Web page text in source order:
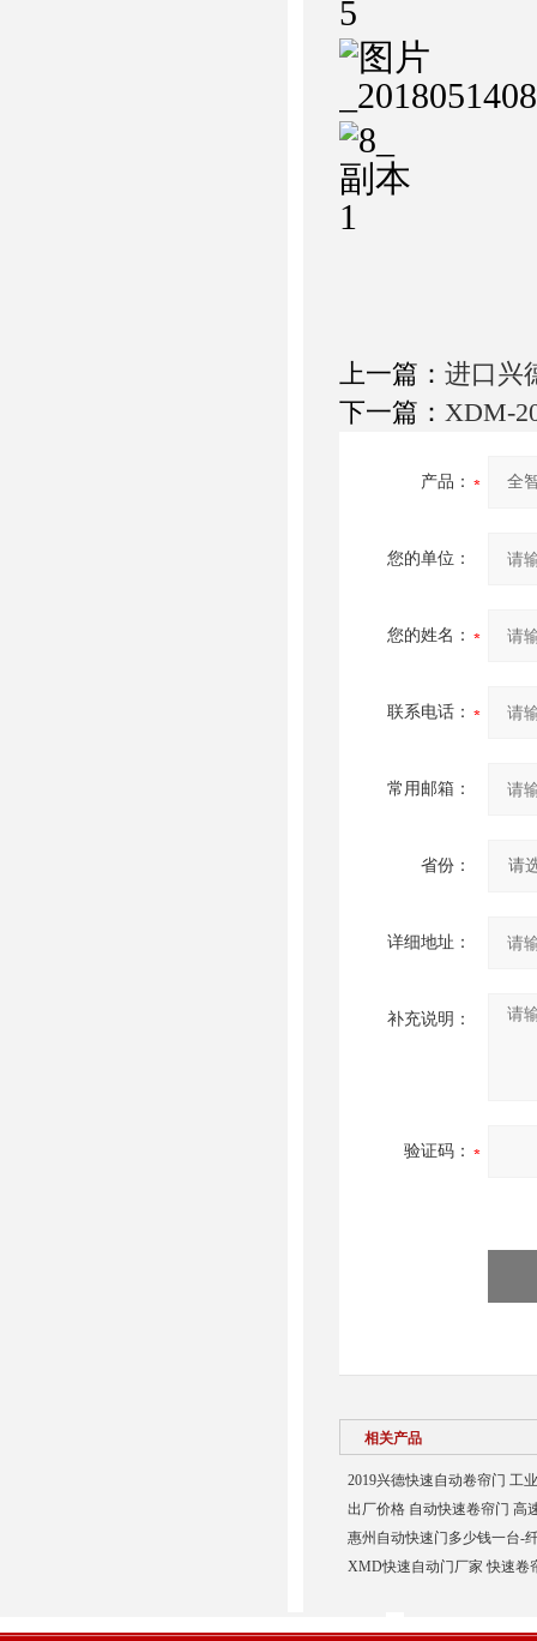
上一篇： 进口兴
下一篇： XDM-
产品：
您的单位：
您的姓名：
联系电话：
常用邮箱：
省份：
详细地址：
补充说明：
验证码：
相关产品
2019兴德快速自动卷帘门 工
出厂价格 自动快速卷帘门 高
惠州自动快速门多少钱一台-
XMD快速自动门厂家 快速卷